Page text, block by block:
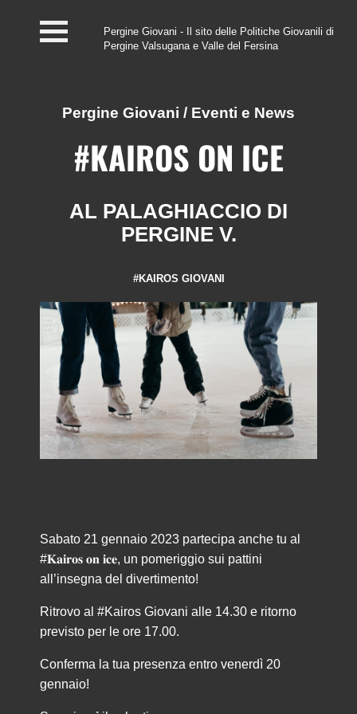
#InfoPoint
Centro #Kairos
del Fersina
Eventi e News
Pergine Giovani - Il sito delle Politiche Giovanili di
Pergine Valsugana e Valle del Fersina
Pergine Giovani / Eventi e News
#KAIROS ON ICE
AL PALAGHIACCIO DI
PERGINE V.
#KAIROS GIOVANI
Sabato 21 gennaio 2023 partecipa anche tu al
#𝐊𝐚𝐢𝐫𝐨𝐬 𝐨𝐧 𝐢𝐜𝐞, un pomeriggio sui pattini
all’insegna del divertimento!
Ritrovo al #Kairos Giovani alle 14.30 e ritorno
previsto per le ore 17.00.
Conferma la tua presenza entro venerdì 20
gennaio!